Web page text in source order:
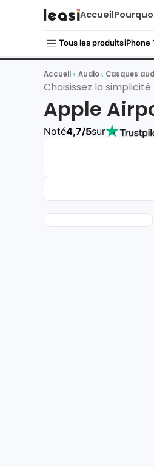
Accueil
Tous les produitsiPhone
Accueil Audio Casques
Choisissez la
Apple
Noté4,7/5sur